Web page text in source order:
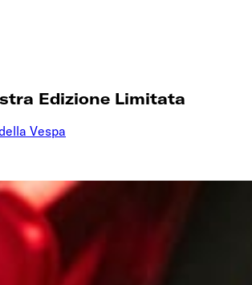
Edizione Limitata
Vespa